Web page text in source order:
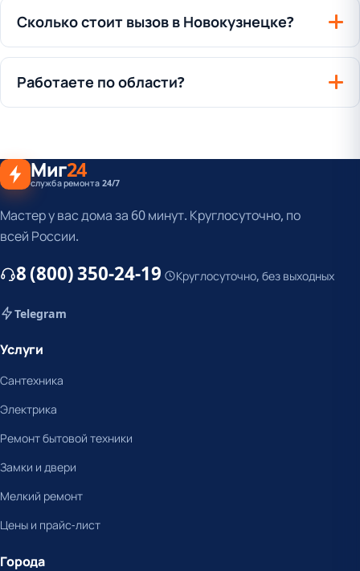
Сколько стоит вызов в Новокузнецке?
Работаете по области?
Миг24
служба ремонта 24/7
Мастер у вас дома за 60 минут. Круглосуточно, по
всей России.
8 (800) 350-24-19 Круглосуточно, без выходных
Telegram
Услуги
Сантехника
Электрика
Ремонт бытовой техники
Замки и двери
Мелкий ремонт
Цены и прайс-лист
Города